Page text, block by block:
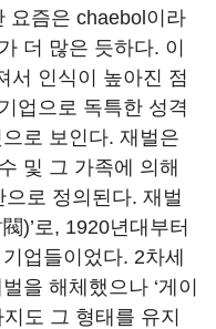
요즘은 chaebol이라
더 많은 듯하다. 이
서 인식이 높아진 점
업으로 독특한 성격
로 보인다. 재벌은
및 그 가족에 의해
로 정의된다. 재벌
)’로, 1920년대부터
업들이었다. 2차세
을 해체했으나 ‘게이
도 그 형태를 유지